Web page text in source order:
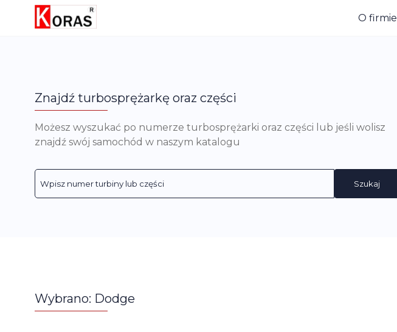
O firmie
Znajdź turbosprężarkę oraz części
Możesz wyszukać po numerze turbosprężarki oraz części lub jeśli wolisz
znajdź swój samochód w naszym katalogu
Szukaj
Wybrano: Dodge